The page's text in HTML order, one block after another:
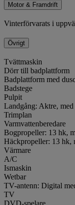
Motor & Framdrift
Vinterförvarats i
Övrigt
Tvättmaskin
Dörr till badplattform
Badplattform med
Badstege
Pulpit
Landgång: Aktre,
Trimplan
Varmvattenberedare
Bogpropeller: 13 hk,
Häckpropeller: 13 hk,
Värmare
A/C
Ismaskin
Wetbar
TV-antenn: Digital
TV
DVD-spelare